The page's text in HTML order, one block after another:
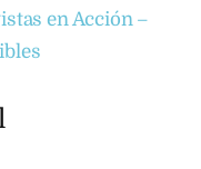
en Acción –